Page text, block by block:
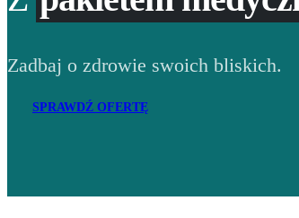
Zadbaj o zdrowie swoich bliskich.
SPRAWDŹ OFERTĘ